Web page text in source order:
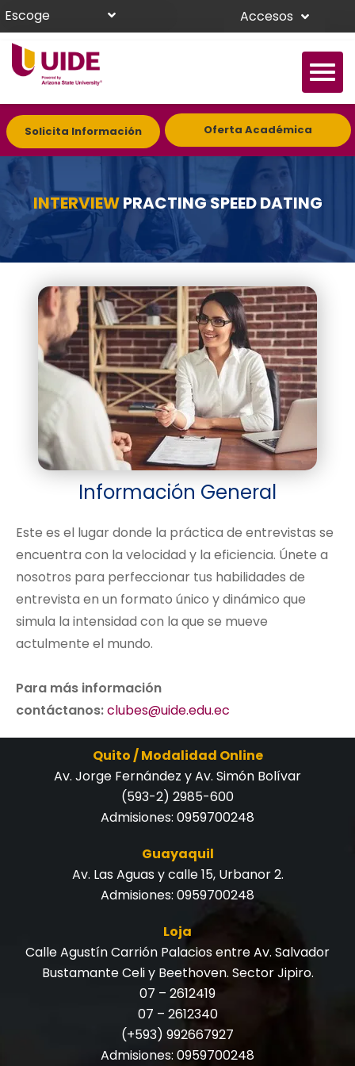
Escoge Accesos
Solicita Información Oferta Académica
INTERVIEWPRACTING SPEED DATING
Información General
Este es el lugar donde la práctica de entrevistas se
encuentra con la velocidad y la eficiencia. Únete a
nosotros para perfeccionar tus habilidades de
entrevista en un formato único y dinámico que
simula la intensidad con la que se mueve
actulmente el mundo.
Para más información
contáctanos:clubes@uide.edu.ec
Quito / Modalidad Online
Av. Jorge Fernández y Av. Simón Bolívar
(593-2) 2985-600
Admisiones: 0959700248
Guayaquil
Av. Las Aguas y calle 15, Urbanor 2.
Admisiones: 0959700248
Loja
Calle Agustín Carrión Palacios entre Av. Salvador
Bustamante Celi y Beethoven. Sector Jipiro.
07 – 2612419
07 – 2612340
(+593) 992667927
Admisiones: 0959700248